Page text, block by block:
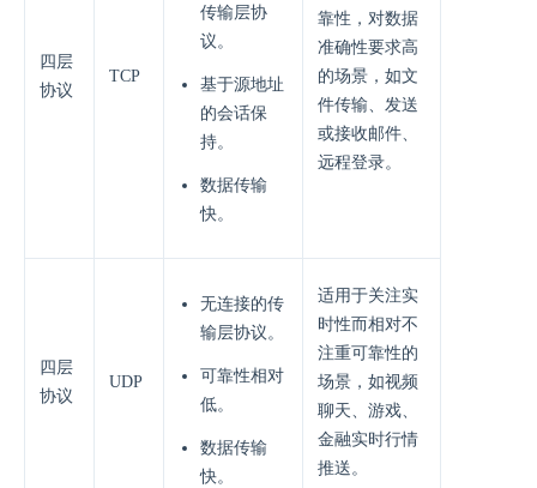
四层
协议
TCP
传输层协
议。
基于源地址
的会话保
持。
数据传输
快。
靠性，对数据
准确性要求高
的场景，如文
件传输、发送
或接收邮件、
远程登录。
四层
协议
UDP
无连接的传
输层协议。
可靠性相对
低。
数据传输
快。
适用于关注实
时性而相对不
注重可靠性的
场景，如视频
聊天、游戏、
金融实时行情
推送。